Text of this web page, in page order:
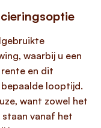
waarbij u een
en dit
looptijd.
want zowel het
vanaf het